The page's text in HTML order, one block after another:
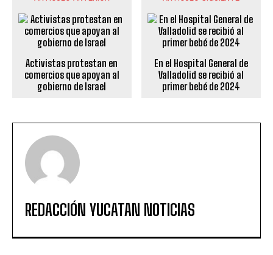
Activistas protestan en
comercios que apoyan al
gobierno de Israel
En el Hospital General de
Valladolid se recibió al
primer bebé de 2024
REDACCIÓN YUCATAN NOTICIAS